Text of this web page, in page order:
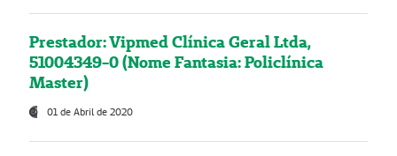
Prestador: Vipmed Clínica Geral Ltda,
51004349-0 (Nome Fantasia: Policlínica
Master)
01 de Abril de 2020